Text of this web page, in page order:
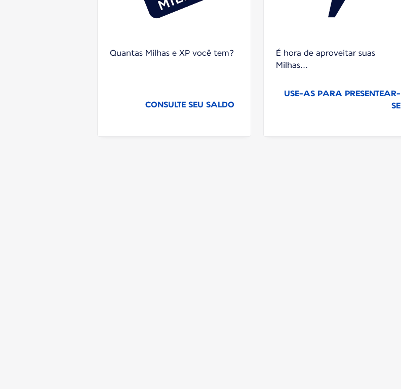
Quantas Milhas e XP você tem?
CONSULTE SEU SALDO
É hora de aproveitar suas
Milhas...
USE-AS PARA PRESENTEAR-
SE